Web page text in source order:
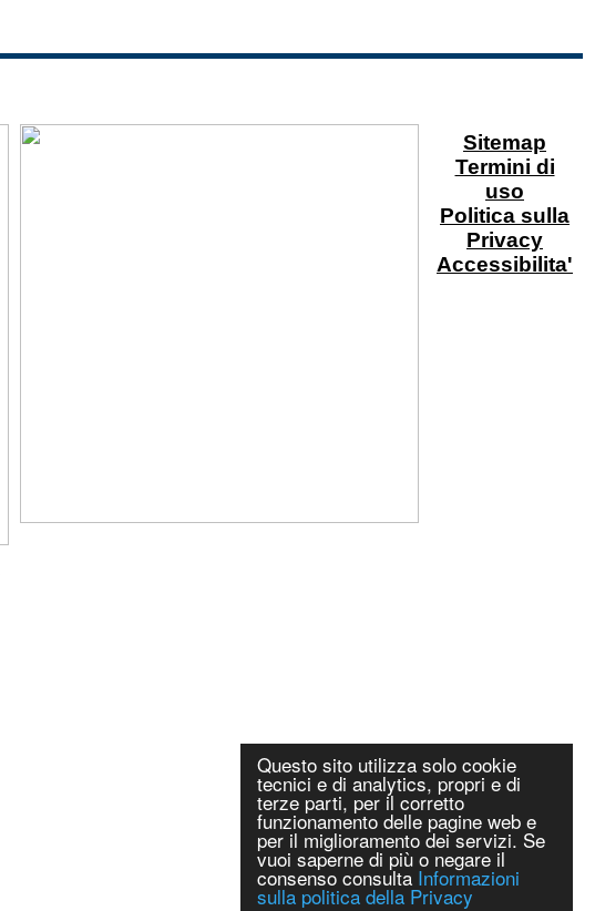
Questo sito utilizza solo cookie
tecnici e di analytics, propri e di
terze parti, per il corretto
funzionamento delle pagine web e
per il miglioramento dei servizi. Se
vuoi saperne di più o negare il
consenso consulta Informazioni
sulla politica della Privacy
Sitemap
Termini di
uso
Politica sulla
Privacy
Accessibilita'